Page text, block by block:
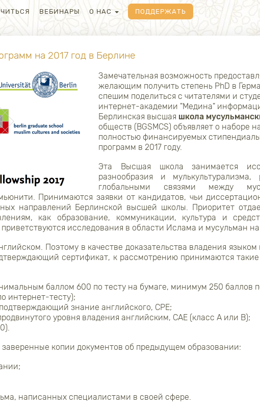
ВЕБИНАРЫ О НАС ПОДДЕРЖАТЬ
на 2017 год в Берлине
Замечательная возможность
желающим получить степень PhD в
спешим поделиться с читателями и
интернет-академии "Медина"
Берлинская высшая школа
обществ (BGSMCS) объявляет о наборе
полностью финансируемых
программ в 2017 году.
Эта Высшая школа занимается
разнообразия и
глобальными связями между
Принимаются заявки от кандидатов, чьи
направлений Берлинской высшей школы. Приоритет
как образование, коммуникации, культура и
исследования в области Ислама и мусульман
Поэтому в качестве доказательства владения
сертификат, к рассмотрению принимаются
баллом 600 по тесту на бумаге, минимум 250 баллов
интернет-тесту);
знание английского, CPE;
уровня владения английским, CAE (класс А или В);
(уровень 7.0).
копии документов об предыдущем образовании:
написанных специалистами в своей сфере.